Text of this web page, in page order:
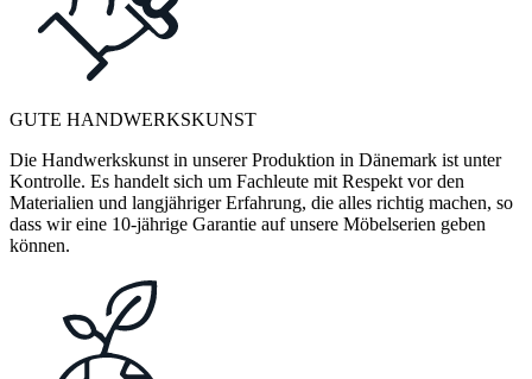
GUTE HANDWERKSKUNST
Die Handwerkskunst in unserer Produktion in Dänemark ist unter
Kontrolle. Es handelt sich um Fachleute mit Respekt vor den
Materialien und langjähriger Erfahrung, die alles richtig machen, so
dass wir eine 10-jährige Garantie auf unsere Möbelserien geben
können.